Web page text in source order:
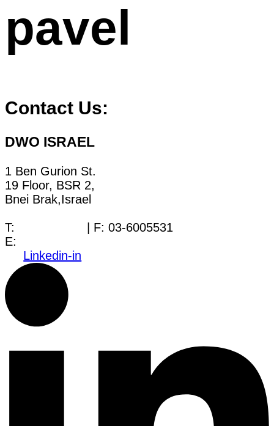
pavel
Contact Us:
DWO ISRAEL
1 Ben Gurion St.
19 Floor, BSR 2,
Bnei Brak,Israel
T:
| F: 03-6005531
E:
Linkedin-in